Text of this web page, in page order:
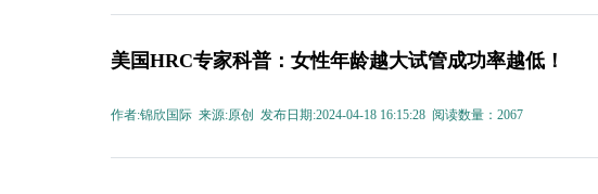
美国HRC专家科普：女性年龄越大试管成功率越低！
作者:锦欣国际 来源:原创 发布日期:2024-04-18 16:15:28 阅读数量：2067